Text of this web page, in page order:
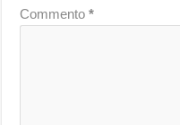
Commento*